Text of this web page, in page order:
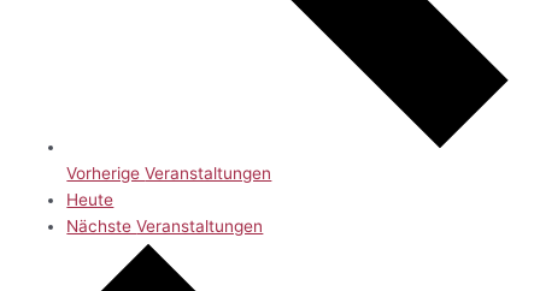
VorherigeVeranstaltungen
Heute
NächsteVeranstaltungen